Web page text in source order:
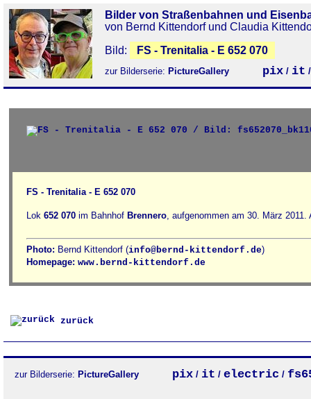
Bilder von Straßenbahnen und
von Bernd Kittendorf und Claudia
Bild:
FS - Trenitalia - E 652 070
zur Bilderserie: PictureGallery pix / it
FS - Trenitalia - E 652 070
Lok 652 070 im Bahnhof Brennero, aufgenommen am 30. März
Photo: Bernd Kittendorf (info@bernd-kittendorf.de)
Homepage: www.bernd-kittendorf.de
zurück
zur Bilderserie: PictureGallery pix / it / electric /